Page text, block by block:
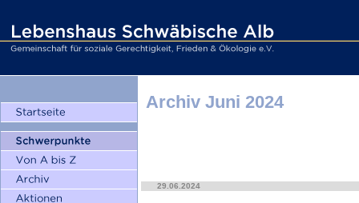
Archiv Juni 2024
29.06.2024